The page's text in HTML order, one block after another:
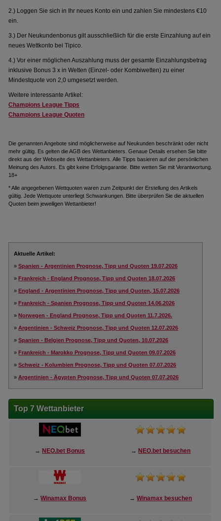
2.) Loggen Sie sich in Ihr neues Konto ein und zahlen Sie mindestens €10
ein.
3.) Der Neukundenbonus gilt ausschließlich für die erste Einzahlung auf ein
neues Wettkonto bei Tipico.
4.) Vor einer möglichen Auszahlung muss der gesamte Einzahlungsbetrag
inklusive Bonus 3 x in Wetten (Einzel- oder Kombiwetten) zu einer
Mindestquote von 2,0 umgesetzt werden.
Weitere interessante Artikel:
Champions League Tipps
Champions League Quoten
Die genannten Angebote sind möglicherweise auf Neukunden beschränkt oder nicht
mehr gültig. Es gelten die AGB des Wettanbieters. Genaue Details ersehen Sie bitte
direkt aus der Webseite des Wettanbieters. Alle Tipps basieren auf der persönlichen
Meinung des Autors. Es gibt keine Erfolgsgarantie. Bitte wetten Sie mit Verantwortung.
18+
* Alle angegebenen Wettquoten waren zum Zeitpunkt der Erstellung des Artikels
gültig. Jede Wettquote unterliegt Schwankungen. Bitte überprüfen Sie die aktuellen
Quoten beim jeweiligen Wettanbieter!
Aktuelle Artikel:
»Spanien - Argentinien Prognose, Tipp und Quoten 19.07.2026
»Frankreich - England Prognose, Tipp und Quoten 18.07.2026
»England - Argentinien Prognose, Tipp und Quoten, 15.07.2026
»Frankreich - Spanien Prognose, Tipp und Quoten 14.06.2026
»Norwegen - England Prognose, Tipp und Quoten 11.7.2026.
»Argentinien - Schweiz Prognose, Tipp und Quoten 12.07.2026
»Spanien - Belgien Prognose, Tipp und Quoten, 10.07.2026
»Frankreich - Marokko Prognose, Tipp und Quoten 09.07.2026
»Schweiz - Kolumbien Prognose, Tipp und Quoten 07.07.2026
»Argentinien - Ägypten Prognose, Tipp und Quoten 07.07.2026
Top 7 Wettanbieter
→ NEO.bet Bonus → NEO.bet besuchen
→Winamax Bonus →Winamax besuchen